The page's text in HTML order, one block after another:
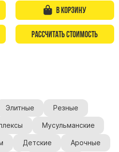
ограды чугун
металл
и лавки
гранита
в полный рост
В корзину
Рассчитать стоимость
Элитные Резные
Мусульманские
Детские Арочные